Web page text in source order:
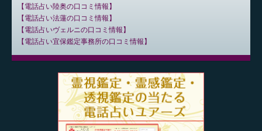
電話占い陸奥の口コミ情報
電話占い法蓮の口コミ情報
電話占いヴェルニの口コミ情報
電話占い宜保鑑定事務所の口コミ情報